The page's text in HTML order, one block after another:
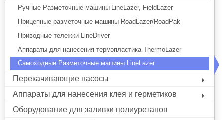
Ручные Разметочные машины LineLazer, FieldLazer
Прицепные разметочные машины RoadLazer/RoadPak
Приводные тележки LineDriver
Аппараты для нанесения термопластика ThermoLazer
Самоходные Разметочные машины LineLazer
Перекачивающие насосы
Аппараты для нанесения клея и герметиков
Оборудование для заливки полиуретанов